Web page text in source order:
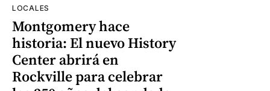
LOCALES
Montgomery hace
historia: El nuevo History
Center abrirá en
Rockville para celebrar